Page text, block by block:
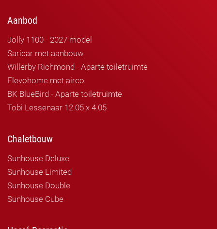
Aanbod
Jolly 1100 - 2027 model
Saricar met aanbouw
Willerby Richmond - Aparte toiletruimte
Flevohome met airco
BK BlueBird - Aparte toiletruimte
Tobi Lessenaar 12.05 x 4.05
Chaletbouw
Sunhouse Deluxe
Sunhouse Limited
Sunhouse Double
Sunhouse Cube